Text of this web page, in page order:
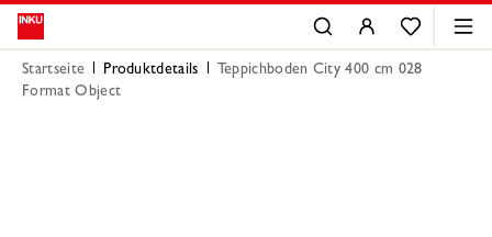
Startseite Produktdetails
Teppichboden City 400 cm 028
Format Object